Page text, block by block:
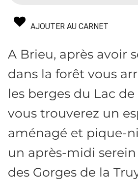
AJOUTER AU CARNET
A Brieu, après avoir
dans la forêt vous
les berges du Lac de
vous trouverez un
aménagé et pique-
un après-midi
des Gorges de la